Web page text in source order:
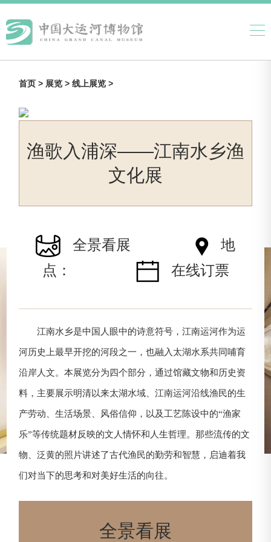
首页 > 展览 >线上展览 >
渔歌入浦深——江南水乡渔
文化展
全景看展
地
点：
在线订票
江南水乡是中国人眼中的诗意符号，江南运河作为运
河历史上最早开挖的河段之一，也融入太湖水系共同哺育
沿岸人文。本展览分为四个部分，通过馆藏文物和历史资
料，主要展示明清以来太湖水域、江南运河沿线渔民的生
产劳动、生活场景、风俗信仰，以及工艺陈设中的“渔家
乐”等传统题材反映的文人情怀和人生哲理。那些流传的文
物、泛黄的照片讲述了古代渔民的勤劳和智慧，启迪着我
们对当下的思考和对美好生活的向往。
全景看展